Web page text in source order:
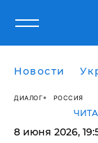
Новости
ДИАЛОГ РОССИЯ
8 июня 2026,